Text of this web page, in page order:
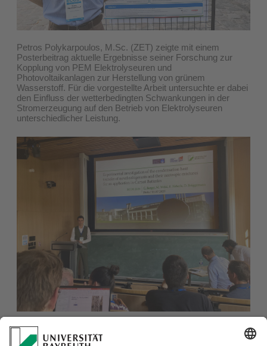
Petros Polykarpoulos, M.Sc. (ZET) zeigte mit einem
Posterbeitrag aktuelle Ergebnisse seiner Forschung zur
Kopplung von PEM Elektrolyseuren und
Photovoltaikanlagen zur Herstellung von grünem
Wasserstoff. Für die vorgestellte Arbeit untersuchte er dabei
den Einfluss der wetterbedingten Schwankungen in der
Stromerzeugung auf den Betrieb von Elektrolyseuren
unterschiedlicher Leistung.
Clemens Berger, M.Sc. (ZET) präsentierte in einem Vortrag
aktuelle Ergebnisse seiner experimentellen Arbeit zum